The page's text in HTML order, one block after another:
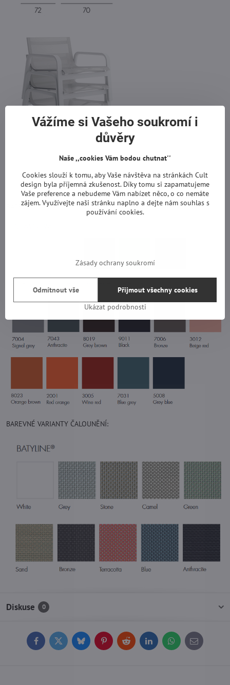
BAREVNÉ VARIANTY HLINÍKOVÉ KONSTRUKCE:
BAREVNÉ VARIANTY ČALOUNĚNÍ:
Diskuse 0
FacebookTwitterBlueskyPinterestReddit LinkedInWhatsApp
E-
mail
Vážíme si Vašeho soukromí i
důvěry
Naše ,,cookies Vám bodou chutnat''
Cookies slouží k tomu, aby Vaše návštěva na stránkách Cult
design byla příjemná zkušenost. Díky tomu si zapamatujeme
Vaše preference a nebudeme Vám nabízet něco, o co nemáte
zájem. Využívejte naši stránku naplno a dejte nám souhlas s
používání cookies.
Zásady ochrany soukromí
Ukázat podrobnosti
Přijmout všechny cookies
Odmítnout vše